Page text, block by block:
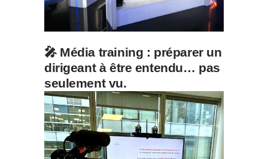
🎤 Média training : préparer un
dirigeant à être entendu… pas
seulement vu.